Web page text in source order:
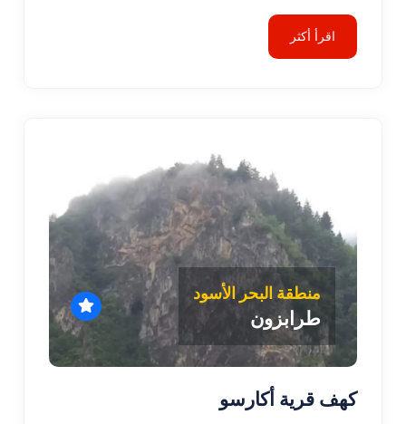
اقرأ أكثر
منطقة البحر الأسود
طرابزون
كهف قرية أكارسو